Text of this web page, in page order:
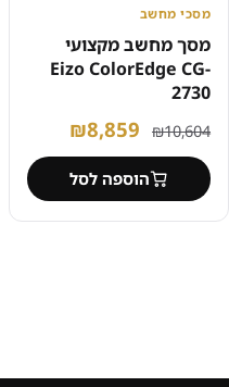
מסכי מחשב
מסך מחשב מקצועי
Eizo ColorEdge CG-
2730
₪10,604
המחיר
המקורי
היה:
₪10,604.
₪8,859
הנוכחי
הוא:
₪8,859.
הוספה לסל